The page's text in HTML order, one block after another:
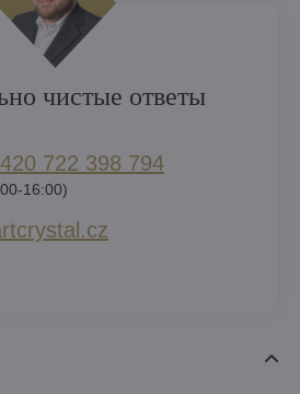
чистые ответы
722 398 794​
16:00)